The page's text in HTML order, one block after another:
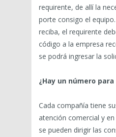
requirente, de allí la
porte consigo el
reciba, el requirente
código a la empresa
se podrá ingresar la
¿Hay un número
Cada compañía tiene
atención comercial y
se pueden dirigir las